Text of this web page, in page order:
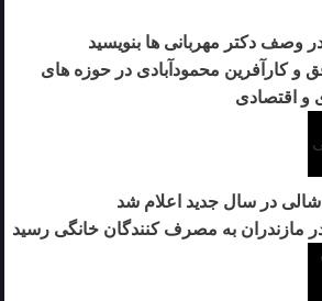
وصف دکتر مهربانی ها بنویسید
و کارآفرین محمودآبادی در حوزه های
و اقتصادی
شالی در سال جدید اعلام شد
مازندران به مصرف كنندگان خانگی رسيد